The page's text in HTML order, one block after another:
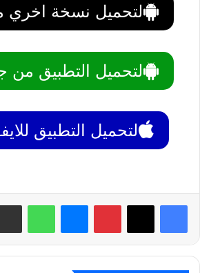
لتحميل نسخة اخري
لتحميل التطبيق من
لتحميل التطبيق
بينتيريست واتساب